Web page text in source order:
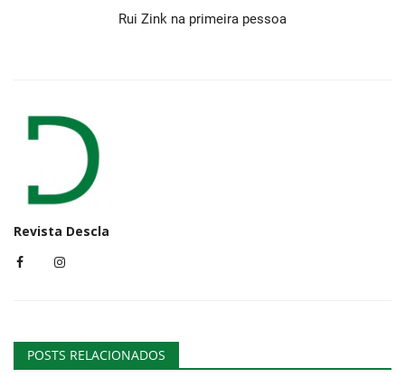
Rui Zink na primeira pessoa
Revista Descla
POSTS RELACIONADOS